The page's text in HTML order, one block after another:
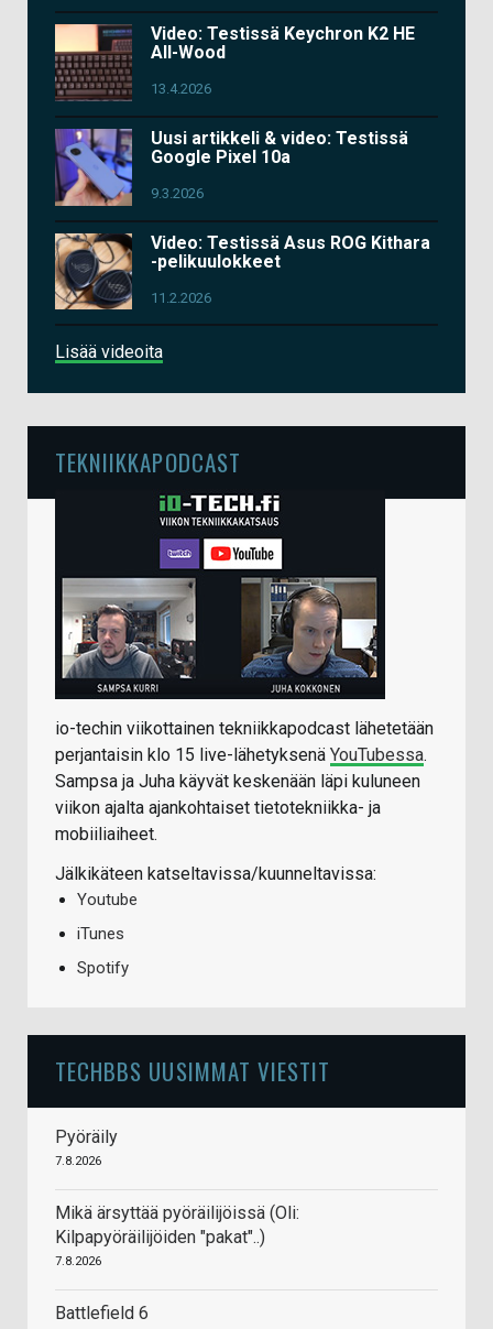
Video: Testissä Keychron K2 HE
All-Wood
13.4.2026
Uusi artikkeli & video: Testissä
Google Pixel 10a
9.3.2026
Video: Testissä Asus ROG Kithara
-pelikuulokkeet
11.2.2026
Lisää videoita
TEKNIIKKAPODCAST
io-techin viikottainen tekniikkapodcast lähetetään
perjantaisin klo 15 live-lähetyksenä YouTubessa.
Sampsa ja Juha käyvät keskenään läpi kuluneen
viikon ajalta ajankohtaiset tietotekniikka- ja
mobiiliaiheet.
Jälkikäteen katseltavissa/kuunneltavissa:
Youtube
iTunes
Spotify
TECHBBS UUSIMMAT VIESTIT
Pyöräily
7.8.2026
Mikä ärsyttää pyöräilijöissä (Oli:
Kilpapyöräilijöiden "pakat"..)
7.8.2026
Battlefield 6